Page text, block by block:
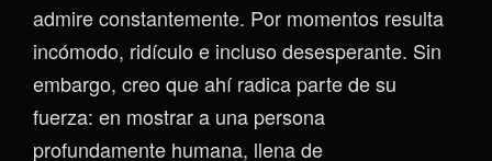
admire constantemente. Por momentos resulta
incómodo, ridículo e incluso desesperante. Sin
embargo, creo que ahí radica parte de su
fuerza: en mostrar a una persona
profundamente humana, llena de